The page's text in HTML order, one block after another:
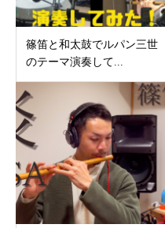
篠笛と和太鼓でルパン三世
のテーマ演奏して...